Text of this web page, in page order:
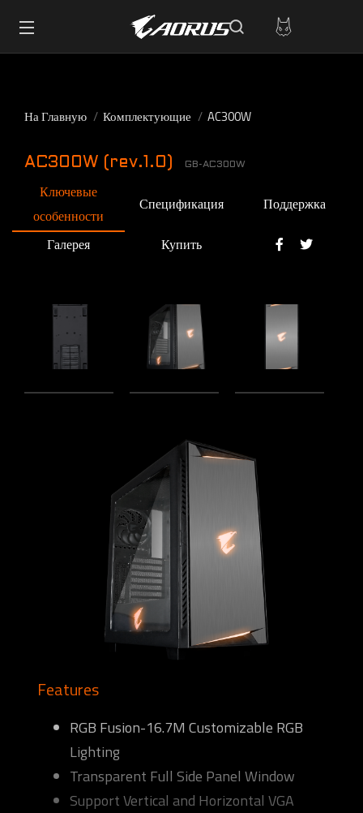
На Главную Комплектующие AC300W
AC300W (rev.1.0) GB-AC300W
Ключевые
особенности
Спецификация Поддержка
Галерея Купить
Features
RGB Fusion-16.7M Customizable RGB
Lighting
Transparent Full Side Panel Window
Support Vertical and Horizontal VGA